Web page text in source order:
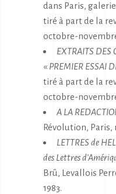
dans Paris,
tiré à part de la
octobre-novembre
EXTRAITS DES
« PREMIER ESSAI
tiré à part de la
octobre-novembre
A LA
Révolution, Paris,
LETTRES de
des Lettres
Brû, Levallois
1983.